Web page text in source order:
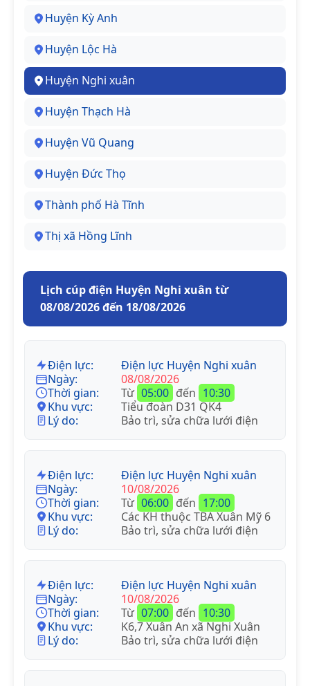
Huyện Kỳ Anh
Huyện Lộc Hà
Huyện Nghi xuân
Huyện Thạch Hà
Huyện Vũ Quang
Huyện Đức Thọ
Thành phố Hà Tĩnh
Thị xã Hồng Lĩnh
Lịch cúp điện Huyện Nghi xuân từ
08/08/2026 đến 18/08/2026
Điện lực:
Điện lực Huyện Nghi xuân
Ngày:
08/08/2026
Thời gian:
Từ 05:00 đến 10:30
Khu vực:
Tiểu đoàn D31 QK4
Lý do:
Bảo trì, sửa chữa lưới điện
Điện lực:
Điện lực Huyện Nghi xuân
Ngày:
10/08/2026
Thời gian:
Từ 06:00 đến 17:00
Khu vực:
Các KH thuộc TBA Xuân Mỹ 6
Lý do:
Bảo trì, sửa chữa lưới điện
Điện lực:
Điện lực Huyện Nghi xuân
Ngày:
10/08/2026
Thời gian:
Từ 07:00 đến 10:30
Khu vực:
K6,7 Xuân An xã Nghi Xuân
Lý do:
Bảo trì, sửa chữa lưới điện